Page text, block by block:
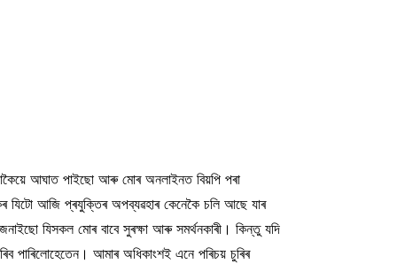
আঘাত পাইছো আৰু মোৰ অনলাইনত বিয়পি পৰা
যিটো আজি প্ৰযুক্তিৰ অপব্যৱহাৰ কেনেকৈ চলি আছে যাৰ
যিসকল মোৰ বাবে সুৰক্ষা আৰু সমৰ্থনকাৰী। কিন্তু যদি
পাৰিলোহেতেন। আমাৰ অধিকাংশই এনে পৰিচয় চুৰিৰ